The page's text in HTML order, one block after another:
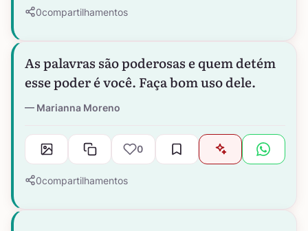
0compartilhamentos
As palavras são poderosas e quem detém
esse poder é você. Faça bom uso dele.
Marianna Moreno
0
0compartilhamentos